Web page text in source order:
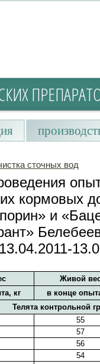
сточных вод
кормовых
и
Живой
кг в конце
Телята контрольной
55
57
56
54